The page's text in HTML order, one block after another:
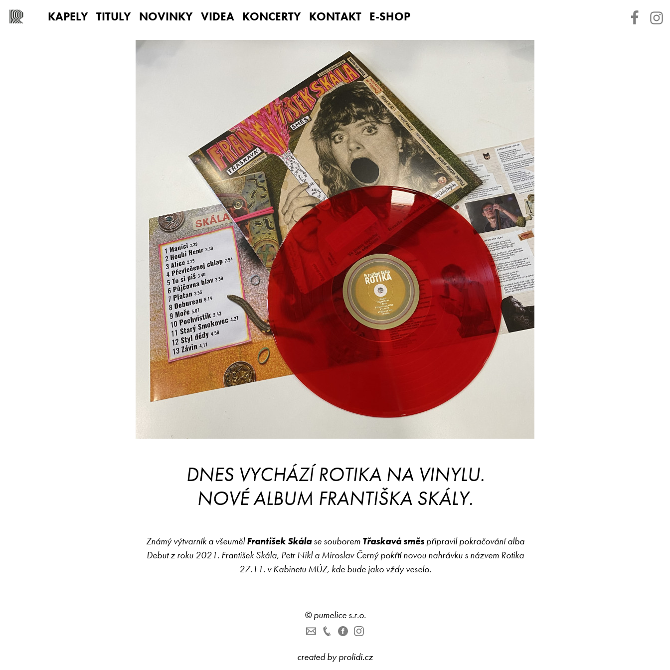
KAPELY TITULY NOVINKY VIDEA KONCERTY KONTAKT E-SHOP
DNES VYCHÁZÍ ROTIKA NA VINYLU.
NOVÉ ALBUM FRANTIŠKA SKÁLY.
Známý výtvarník a všeumělFrantišek Skálase souborem Třaskavá směspřipravil pokračování alba
Debut z roku 2021. František Skála, Petr Nikl a Miroslav Černý pokřtí novou nahrávku s názvem Rotika
27.11. v Kabinetu MÚZ, kde bude jako vždy veselo.
©pumelice s.r.o.
created byprolidi.cz